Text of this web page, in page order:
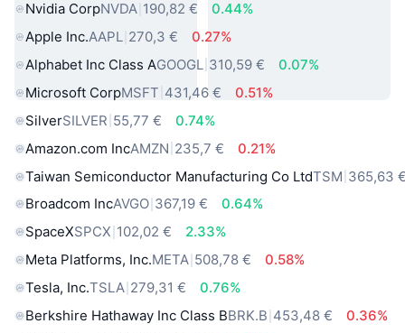
Nvidia CorpNVDA 190,82 €
0.44%
Apple Inc.AAPL 270,3 €
0.27%
Alphabet Inc Class AGOOGL 310,59 €
0.07%
Microsoft CorpMSFT 431,46 €
0.51%
SilverSILVER 55,77 €
0.74%
Amazon.com IncAMZN 235,7 €
0.21%
Taiwan Semiconductor Manufacturing Co LtdTSM 365,63
Broadcom IncAVGO 367,19 €
0.64%
SpaceXSPCX 102,02 €
2.33%
Meta Platforms, Inc.META 508,78 €
0.58%
Tesla, Inc.TSLA 279,31 €
0.76%
Berkshire Hathaway Inc Class BBRK.B 453,48 €
0.36%